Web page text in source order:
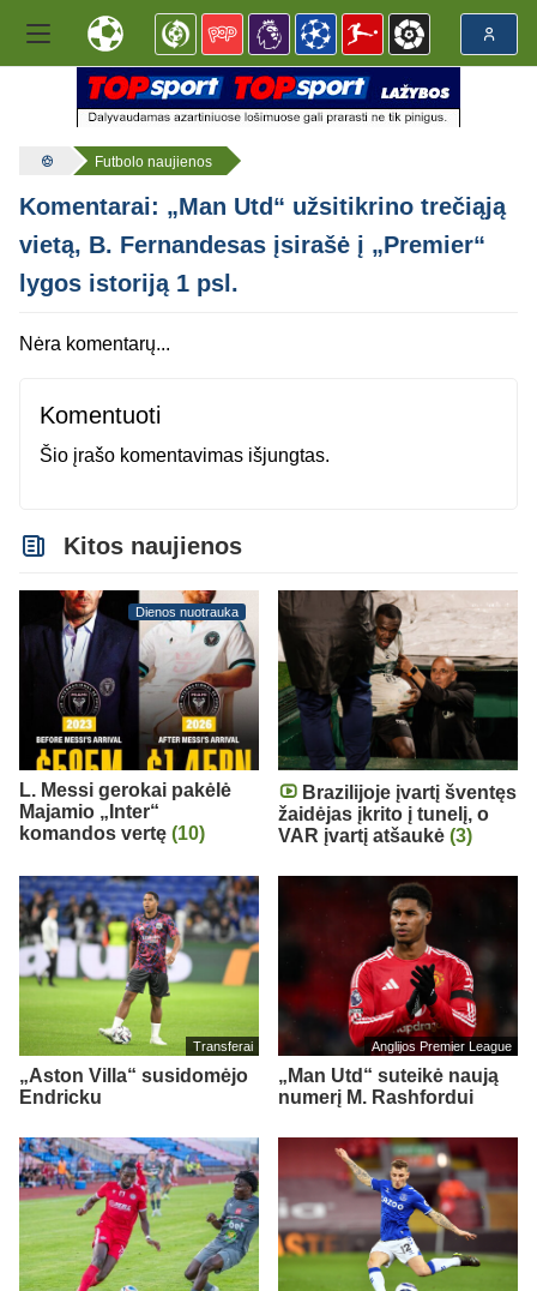
Futbolo naujienos
Komentarai: „Man Utd“ užsitikrino trečiąją
vietą, B. Fernandesas įsirašė į „Premier“
lygos istoriją 1 psl.
Nėra komentarų...
Komentuoti
Šio įrašo komentavimas išjungtas.
Kitos naujienos
Dienos nuotrauka
L. Messi gerokai pakėlė
Majamio „Inter“
komandos vertę (10)
Brazilijoje įvartį šventęs
žaidėjas įkrito į tunelį, o
VAR įvartį atšaukė (3)
Transferai
„Aston Villa“ susidomėjo
Endricku
Anglijos Premier League
„Man Utd“ suteikė naują
numerį M. Rashfordui